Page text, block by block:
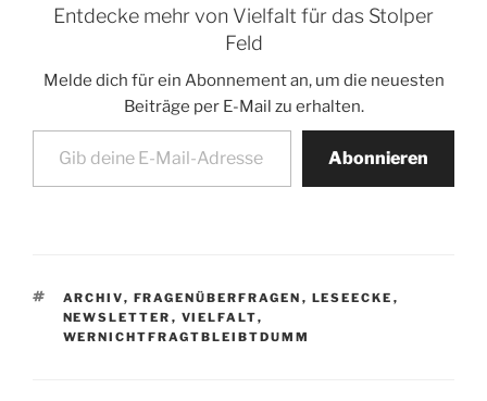
Entdecke mehr von Vielfalt für das Stolper
Feld
Melde dich für ein Abonnement an, um die neuesten
Beiträge per E-Mail zu erhalten.
Gib deine E-Mail-Adresse ein ...
Abonnieren
SCHLAGWÖRTER
ARCHIV, FRAGENÜBERFRAGEN , LESEECKE ,
NEWSLETTER , VIELFALT,
WERNICHTFRAGTBLEIBTDUMM